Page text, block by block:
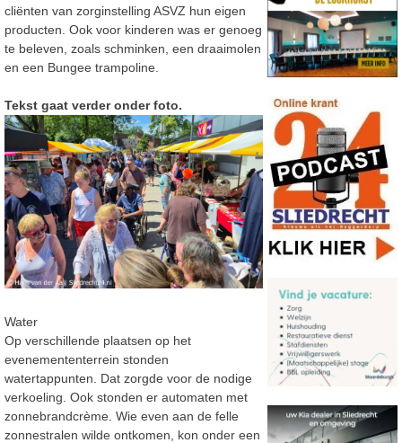
cliënten van zorginstelling ASVZ hun eigen
producten. Ook voor kinderen was er genoeg
te beleven, zoals schminken, een draaimolen
en een Bungee trampoline.
Tekst gaat verder onder foto.
Water
Op verschillende plaatsen op het
evenemententerrein stonden
watertappunten. Dat zorgde voor de nodige
verkoeling. Ook stonden er automaten met
zonnebrandcrème. Wie even aan de felle
zonnestralen wilde ontkomen, kon onder een